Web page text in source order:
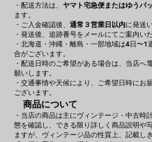
・配送方法は、 ヤマト宅急便またはゆうパ
ます。
・ご入金確認後、 通常３営業日以内に発送
・発送後、追跡番号をメールにてご案内いた
・北海道・沖縄・離島・一部地域は4日〜1
合がございます。
・配送日時のご希望がある場合は、当店へ
願いします。
・交通事情や天候により、ご希望日時にお
ございます。
商品について
・当店の商品は主にヴィンテージ・中古時
態を確認し、できる限り詳しく商品説明や
ますが、ヴィンテージ品の性質上、記載し